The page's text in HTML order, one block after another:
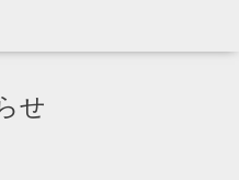
せ